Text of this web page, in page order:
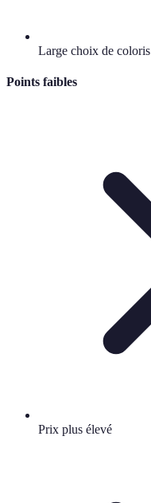
Large choix de coloris
Points faibles
Prix plus élevé